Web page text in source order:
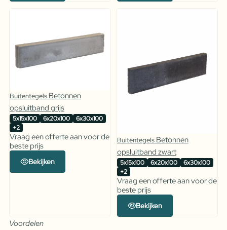
Buitentegels Betonnen
opsluitband grijs
5x15x100 6x20x100
6x30x100
+2
Vraag een offerte aan voor de
beste prijs
Bekijken
Buitentegels Betonnen
opsluitband zwart
5x15x100 6x20x100
6x30x100
+2
Vraag een offerte aan voor de
beste prijs
Bekijken
Voordelen